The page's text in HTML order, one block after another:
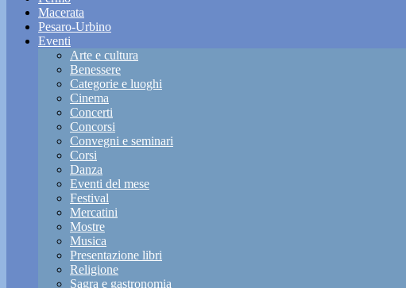
Macerata
Pesaro-Urbino
Eventi
Arte e cultura
Benessere
Categorie e luoghi
Cinema
Concerti
Concorsi
Convegni e seminari
Corsi
Danza
Eventi del mese
Festival
Mercatini
Mostre
Musica
Presentazione libri
Religione
Sagra e gastronomia